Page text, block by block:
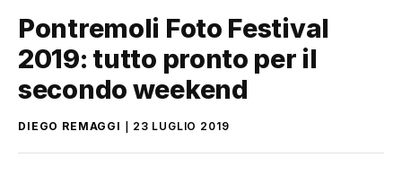
Pontremoli Foto Festival
2019: tutto pronto per il
secondo weekend
DIEGO REMAGGI 23 LUGLIO 2019